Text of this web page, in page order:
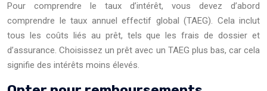
Pour comprendre le taux d’intérêt, vous devez d’abord
comprendre le taux annuel effectif global (TAEG). Cela inclut
tous les coûts liés au prêt, tels que les frais de dossier et
d’assurance. Choisissez un prêt avec un TAEG plus bas, car cela
signifie des intérêts moins élevés.